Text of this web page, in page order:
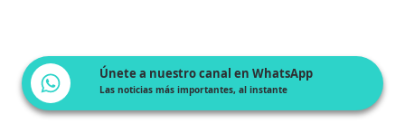
Únete a nuestro canal en WhatsApp
Las noticias más importantes, al instante